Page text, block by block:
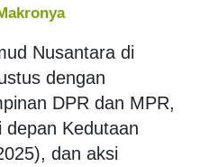
Nusantara di
dengan
DPR dan MPR,
depan Kedutaan
dan aksi